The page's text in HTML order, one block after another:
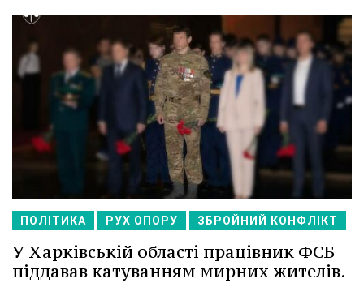
ПОЛІТИКА РУХ ОПОРУ ЗБРОЙНИЙ КОНФЛІКТ
У Харківській області працівник ФСБ
піддавав катуванням мирних жителів.